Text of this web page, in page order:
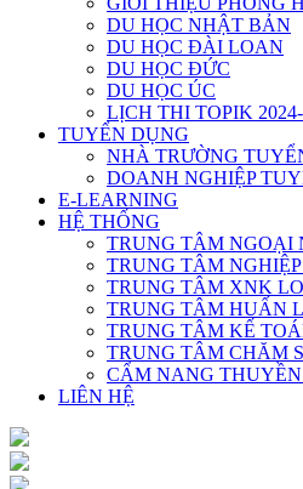
DU HỌC NHẬT BẢN
DU HỌC ĐÀI LOAN
DU HỌC ĐỨC
DU HỌC ÚC
LỊCH THI TOPIK
TUYỂN DỤNG
NHÀ TRƯỜNG
DOANH NGHIỆP
E-LEARNING
HỆ THỐNG
TRUNG TÂM NGOẠI
TRUNG TÂM
TRUNG TÂM XNK
TRUNG TÂM HUẤN
TRUNG TÂM KẾ
TRUNG TÂM CHĂM
CẨM NANG
LIÊN HỆ